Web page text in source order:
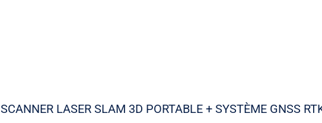
SCANNER LASER SLAM 3D PORTABLE + SYSTÈME GNSS